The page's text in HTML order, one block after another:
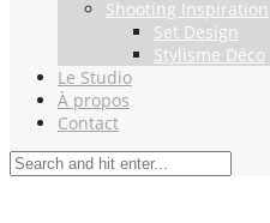
Shooting Inspiration
Set Design
Stylisme Déco
Le Studio
À propos
Contact